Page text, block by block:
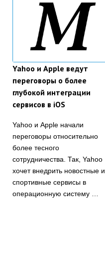
Yahoo и Apple ведут
переговоры о более
глубокой интеграции
сервисов в iOS
Yahoo и Apple начали
переговоры относительно
более тесного
сотрудничества. Так, Yahoo
хочет внедрить новостные и
спортивные сервисы в
операционную систему …